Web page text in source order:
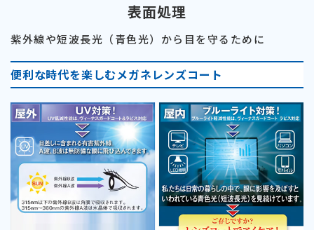
表面処理
紫外線や短波長光（青色光）から目を守るために
便利な時代を楽しむメガネレンズコート